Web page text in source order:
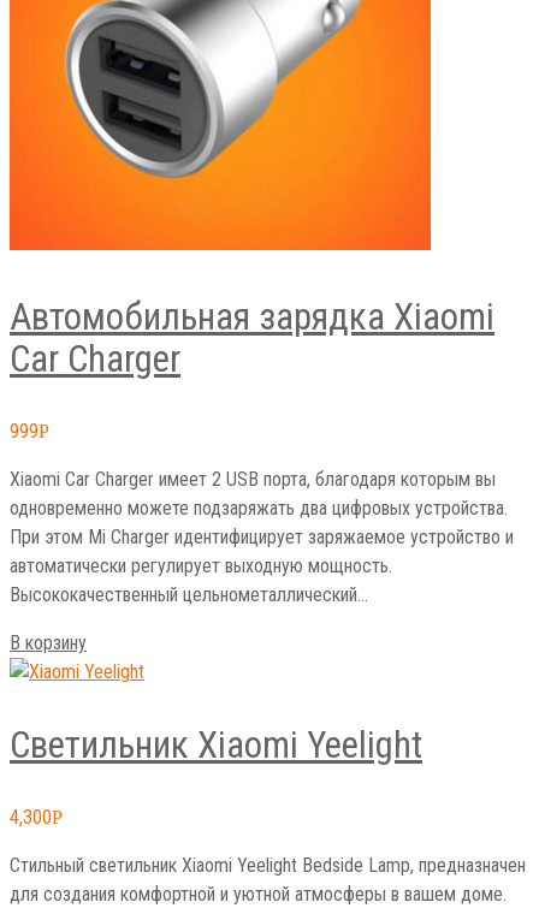
Автомобильная зарядка Xiaomi
Car Charger
999Р
Xiaomi Car Charger имеет 2 USB порта, благодаря которым вы
одновременно можете подзаряжать два цифровых устройства.
При этом Mi Charger идентифицирует заряжаемое устройство и
автоматически регулирует выходную мощность.
Высококачественный цельнометаллический…
В корзину
Светильник Xiaomi Yeelight
4,300Р
Cтильный светильник Xiaomi Yeelight Bedside Lamp, предназначен
для создания комфортной и уютной атмосферы в вашем доме.